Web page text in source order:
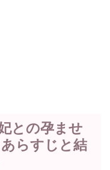
との孕ませ
らすじと結